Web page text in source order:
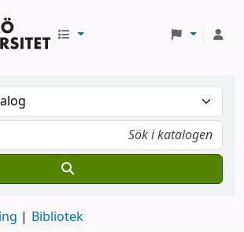
Bibliotek